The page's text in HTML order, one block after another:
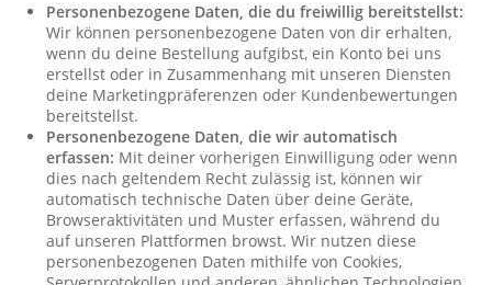
Personenbezogene Daten, die du freiwillig bereitstellst:
Wir können personenbezogene Daten von dir erhalten,
wenn du deine Bestellung aufgibst, ein Konto bei uns
erstellst oder in Zusammenhang mit unseren Diensten
deine Marketingpräferenzen oder Kundenbewertungen
bereitstellst.
Personenbezogene Daten, die wir automatisch
erfassen: Mit deiner vorherigen Einwilligung oder wenn
dies nach geltendem Recht zulässig ist, können wir
automatisch technische Daten über deine Geräte,
Browseraktivitäten und Muster erfassen, während du
auf unseren Plattformen browst. Wir nutzen diese
personenbezogenen Daten mithilfe von Cookies,